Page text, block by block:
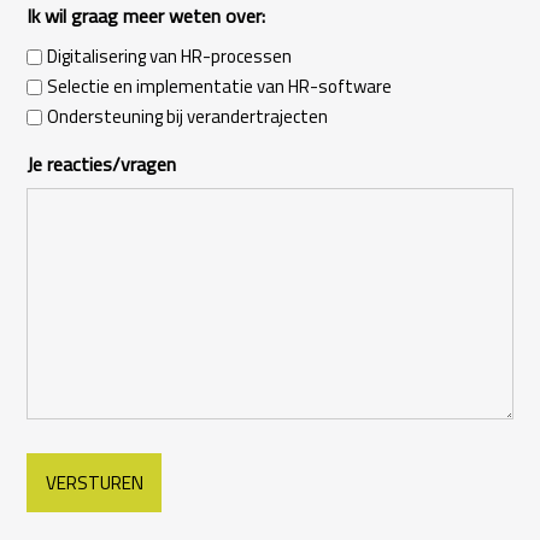
Ik wil graag meer weten over:
Digitalisering van HR-processen
Selectie en implementatie van HR-software
Ondersteuning bij verandertrajecten
Je reacties/vragen